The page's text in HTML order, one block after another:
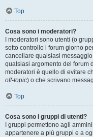
Top
Cosa sono i moderatori?
I moderatori sono utenti (o
sotto controllo i forum giorno
cancellare qualsiasi
qualsiasi argomento del forum
moderatori è quello di evitare
off-topic) o che scrivano
Top
Cosa sono i gruppi di utenti?
I gruppi permettono agli
appartenere a più gruppi e a